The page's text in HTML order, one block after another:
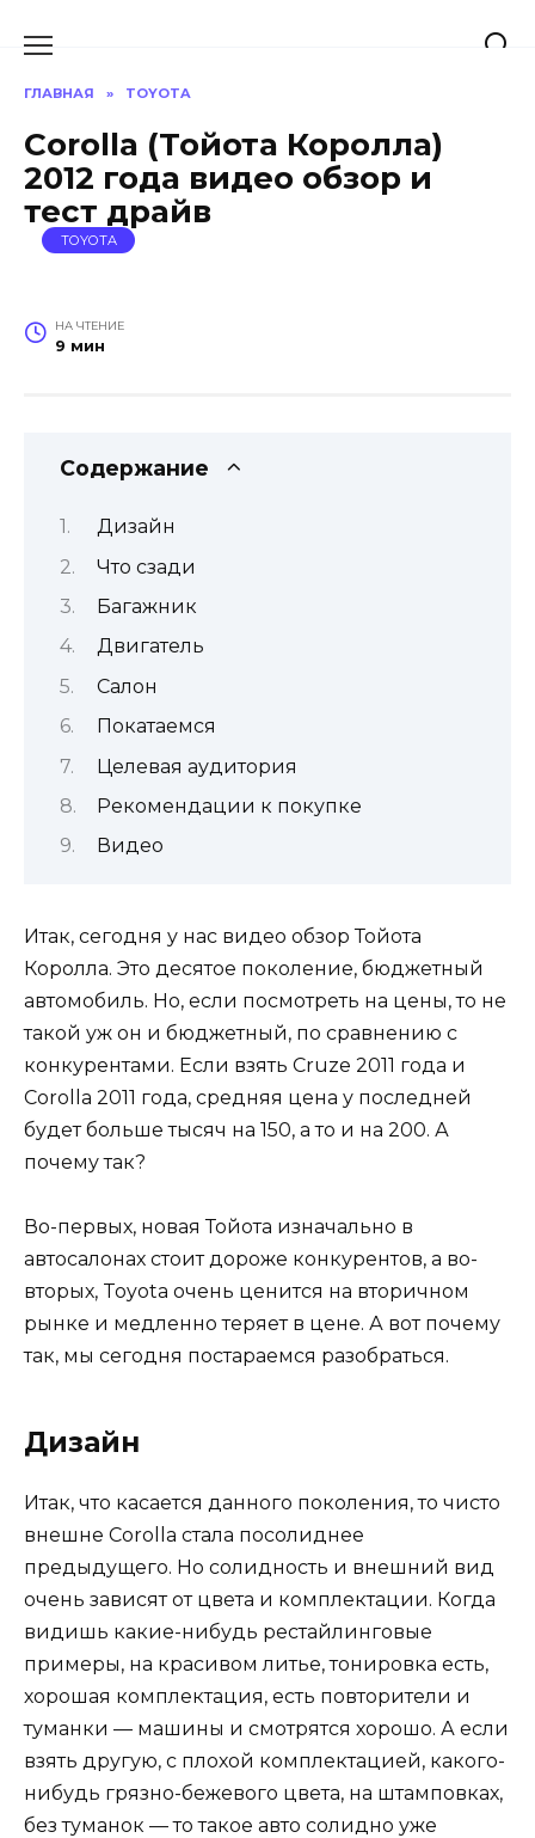
ГЛАВНАЯ » TOYOTA
Сorolla (Тойота Королла)
2012 года видео обзор и
тест драйв
TOYOTA
НА ЧТЕНИЕ
9 мин
Содержание
Дизайн
Что сзади
Багажник
Двигатель
Салон
Покатаемся
Целевая аудитория
Рекомендации к покупке
Видео
Итак, сегодня у нас видео обзор Тойота
Королла. Это десятое поколение, бюджетный
автомобиль. Но, если посмотреть на цены, то не
такой уж он и бюджетный, по сравнению с
конкурентами. Если взять Cruze 2011 года и
Corolla 2011 года, средняя цена у последней
будет больше тысяч на 150, а то и на 200. А
почему так?
Во-первых, новая Тойота изначально в
автосалонах стоит дороже конкурентов, а во-
вторых, Toyota очень ценится на вторичном
рынке и медленно теряет в цене. А вот почему
так, мы сегодня постараемся разобраться.
Дизайн
Итак, что касается данного поколения, то чисто
внешне Corolla стала посолиднее
предыдущего. Но солидность и внешний вид
очень зависят от цвета и комплектации. Когда
видишь какие-нибудь рестайлинговые
примеры, на красивом литье, тонировка есть,
хорошая комплектация, есть повторители и
туманки — машины и смотрятся хорошо. А если
взять другую, с плохой комплектацией, какого-
нибудь грязно-бежевого цвета, на штамповках,
без туманок — то такое авто солидно уже